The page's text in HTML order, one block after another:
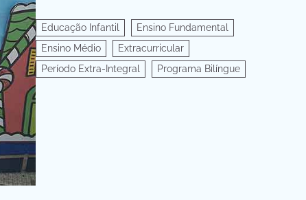
Educação Infantil
Ensino Fundamental
Ensino Médio
Extracurricular
Período Extra-Integral
Programa Bilíngue